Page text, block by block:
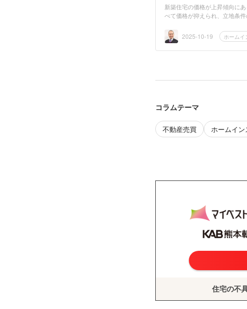
新築住宅の価格が上昇傾向に
べて価格が抑えられ、立地条
2025-10-19
ホームイ
コラムテーマ
不動産売買 ホームイ
住宅の不